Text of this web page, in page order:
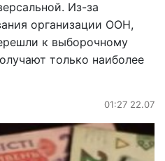
Из-за
организации ООН,
к выборочному
только наиболее
01:27 22.07